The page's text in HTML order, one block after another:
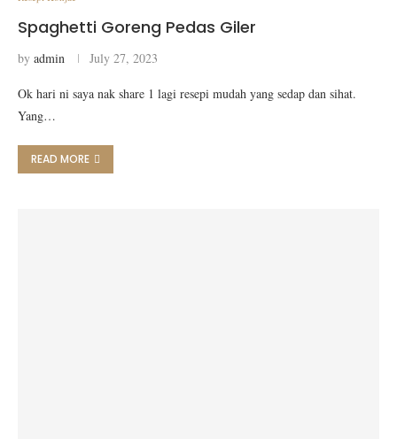
Spaghetti Goreng Pedas Giler
by admin July 27, 2023
Ok hari ni saya nak share 1 lagi resepi mudah yang sedap dan sihat.
Yang…
READ MORE